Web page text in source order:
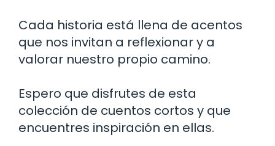
Cada historia está llena de acentos
que nos invitan a reflexionar y a
valorar nuestro propio camino.
Espero que disfrutes de esta
colección de cuentos cortos y que
encuentres inspiración en ellas.